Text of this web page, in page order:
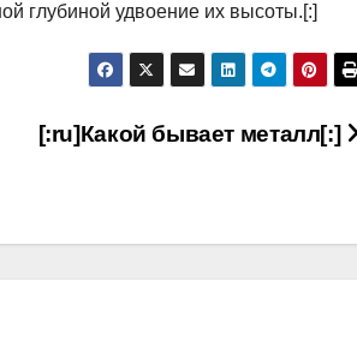
глубиной удвоение их высоты.[:]
[:ru]Какой бывает металл[:]